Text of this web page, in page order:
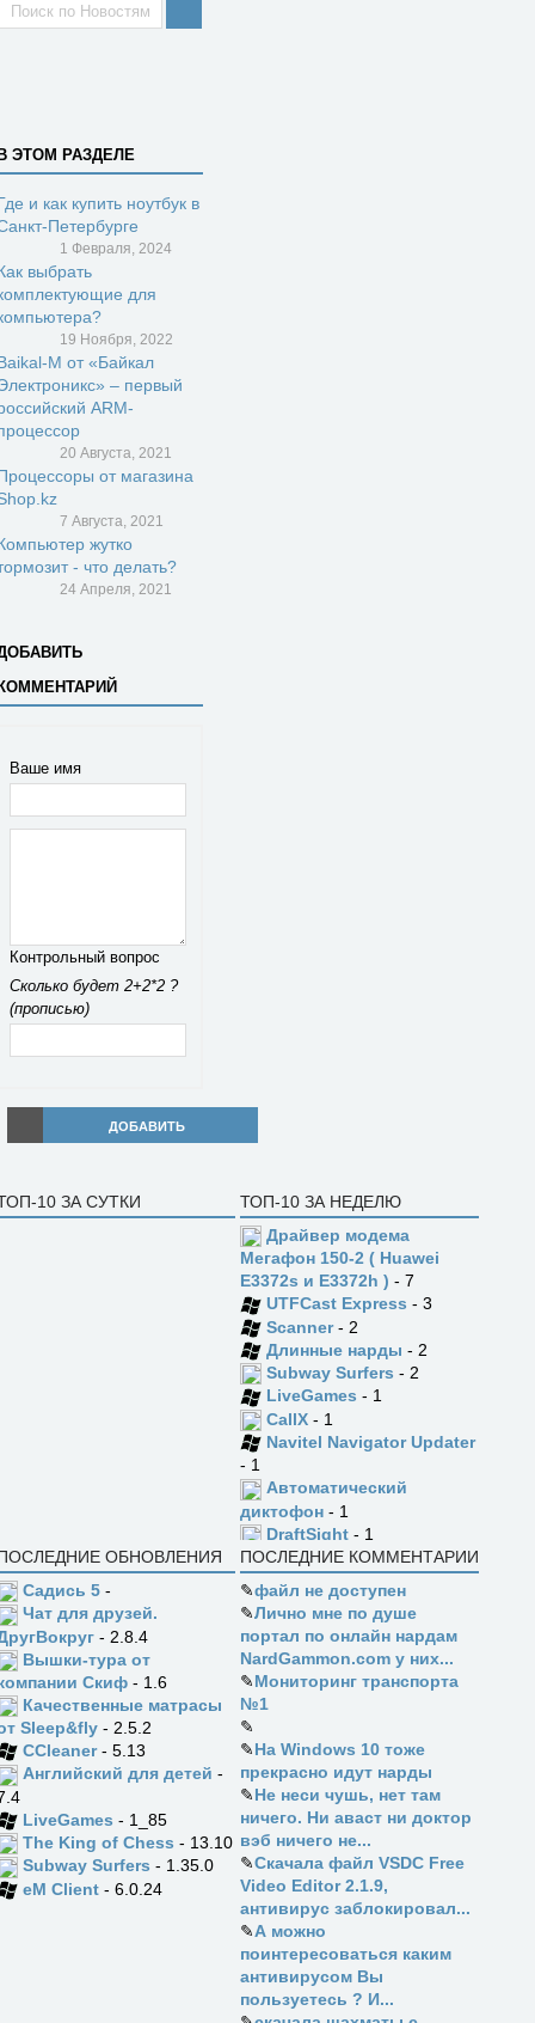
ЭТОМ РАЗДЕЛЕ
и как купить ноутбук в
Петербурге
1 Февраля, 2024
выбрать
для
19 Ноября, 2022
M от «Байкал
– первый
ARM-
20 Августа, 2021
от магазина
7 Августа, 2021
жутко
- что делать?
24 Апреля, 2021
Ваше имя
Контрольный вопрос
Сколько будет 2+2*2 ?
(прописью)
ДОБАВИТЬ
10 ЗА СУТКИ
ТОП-10 ЗА НЕДЕЛЮ
Драйвер модема
Мегафон 150-2 ( Huawei
E3372s и E3372h ) - 7
UTFCast Express - 3
Scanner- 2
Длинные нарды - 2
Subway Surfers - 2
LiveGames - 1
CallX - 1
Navitel Navigator Updater
- 1
Автоматический
диктофон - 1
DraftSight - 1
ОБНОВЛЕНИЯ
Садись 5 -
Чат для друзей.
- 2.8.4
Вышки-тура от
Скиф - 1.6
Качественные матрасы
Sleep&fly - 2.5.2
CCleaner- 5.13
Английский для детей -
LiveGames - 1_85
The King of Chess - 13.10
Subway Surfers - 1.35.0
eM Client - 6.0.24
ПОСЛЕДНИЕ КОММЕНТАРИИ
✎файл не доступен
✎Лично мне по душе
портал по онлайн нардам
NardGammon.com у них...
✎Мониторинг транспорта
№1
✎
✎На Windows 10 тоже
прекрасно идут нарды
✎Не неси чушь, нет там
ничего. Ни аваст ни доктор
вэб ничего не...
✎Скачала файл VSDC Free
Video Editor 2.1.9,
антивирус заблокировал...
✎А можно
поинтересоваться каким
антивирусом Вы
пользуетесь ? И...